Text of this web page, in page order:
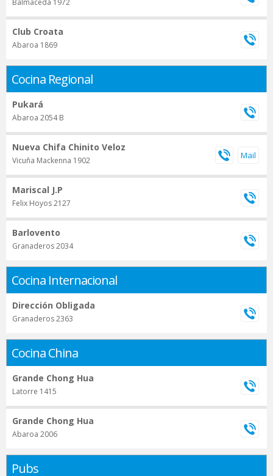
Balmaceda 1972
Club Croata
Abaroa 1869
Cocina Regional
Pukará
Abaroa 2054 B
Nueva Chifa Chinito Veloz
Vicuña Mackenna 1902
Mariscal J.P
Felix Hoyos 2127
Barlovento
Granaderos 2034
Cocina Internacional
Dirección Obligada
Granaderos 2363
Cocina China
Grande Chong Hua
Latorre 1415
Grande Chong Hua
Abaroa 2006
Pubs